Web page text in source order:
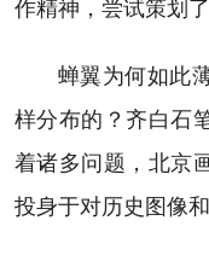
作精神，尝试策划
蝉翼为何如此
样分布的？齐白石
着诸多问题，北京
投身于对历史图像